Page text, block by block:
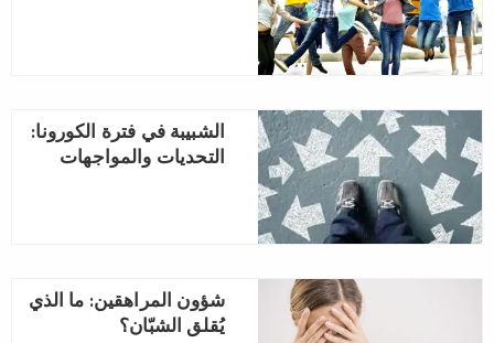
الشبيبة في فترة الكورونا:
التحديات والمواجهات
شؤون المراهقين: ما الذي
يُقلق الشبّان؟